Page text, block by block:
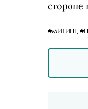
стороне
#МИТИНГ,